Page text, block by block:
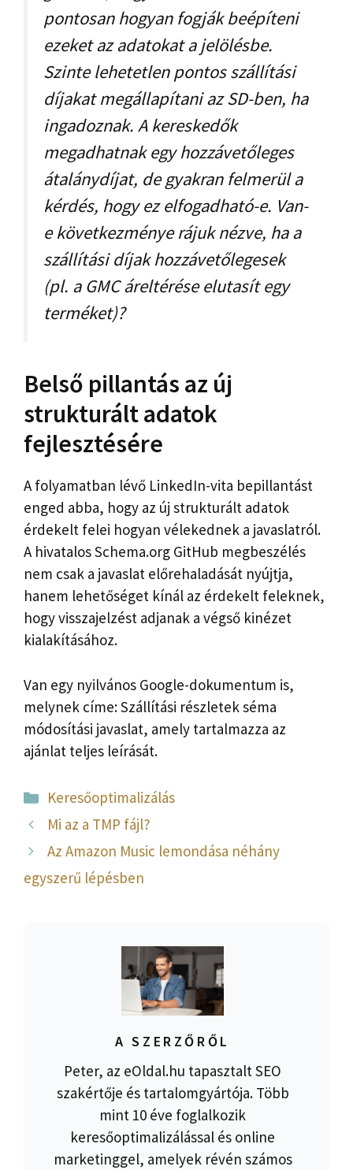
pontosan hogyan fogják beépíteni
ezeket az adatokat a jelölésbe.
Szinte lehetetlen pontos szállítási
díjakat megállapítani az SD-ben, ha
ingadoznak. A kereskedők
megadhatnak egy hozzávetőleges
átalánydíjat, de gyakran felmerül a
kérdés, hogy ez elfogadható-e. Van-
e következménye rájuk nézve, ha a
szállítási díjak hozzávetőlegesek
(pl. a GMC áreltérése elutasít egy
terméket)?
Belső pillantás az új
strukturált adatok
fejlesztésére
A folyamatban lévő LinkedIn-vita bepillantást
enged abba, hogy az új strukturált adatok
érdekelt felei hogyan vélekednek a javaslatról.
A hivatalos Schema.org GitHub megbeszélés
nem csak a javaslat előrehaladását nyújtja,
hanem lehetőséget kínál az érdekelt feleknek,
hogy visszajelzést adjanak a végső kinézet
kialakításához.
Van egy nyilvános Google-dokumentum is,
melynek címe: Szállítási részletek séma
módosítási javaslat, amely tartalmazza az
ajánlat teljes leírását.
Kategória
Keresőoptimalizálás
Mi az a TMP fájl?
Az Amazon Music lemondása néhány
egyszerű lépésben
A SZERZŐRŐL
Peter, az eOldal.hu tapasztalt SEO
szakértője és tartalomgyártója. Több
mint 10 éve foglalkozik
keresőoptimalizálással és online
marketinggel, amelyek révén számos